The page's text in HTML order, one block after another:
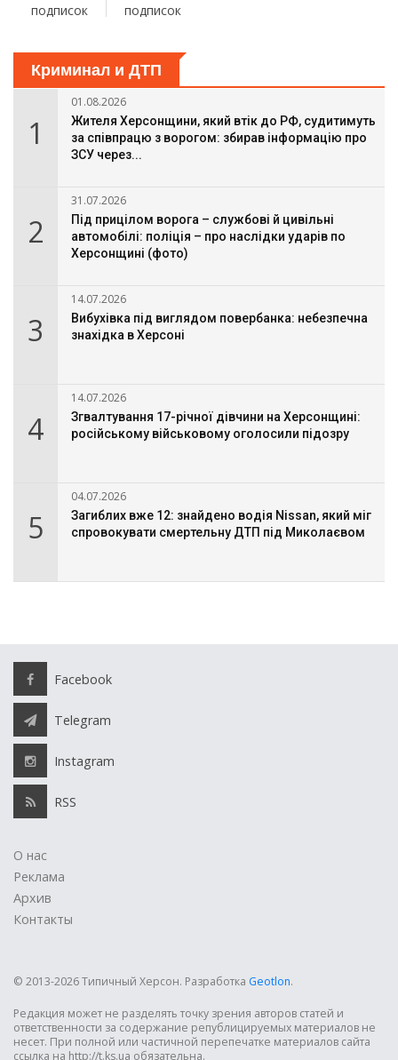
подписок подписок
Криминал и ДТП
1
01.08.2026
Жителя Херсонщини, який втік до РФ, судитимуть
за співпрацю з ворогом: збирав інформацію про
ЗСУ через...
2
31.07.2026
Під прицілом ворога – службові й цивільні
автомобілі: поліція – про наслідки ударів по
Херсонщині (фото)
3
14.07.2026
Вибухівка під виглядом повербанка: небезпечна
знахідка в Херсоні
4
14.07.2026
Згвалтування 17-річної дівчини на Херсонщині:
російському військовому оголосили підозру
5
04.07.2026
Загиблих вже 12: знайдено водія Nissan, який міг
спровокувати смертельну ДТП під Миколаєвом
Facebook
Telegram
Instagram
RSS
О нас
Реклама
Архив
Контакты
© 2013-2026 Типичный Херсон. Разработка Geotlon.
Редакция может не разделять точку зрения авторов статей и
ответственности за содержание републицируемых материалов не
несет. При полной или частичной перепечатке материалов сайта
ссылка на http://t.ks.ua обязательна.